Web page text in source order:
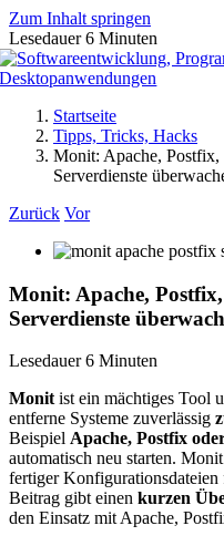
Zum Inhalt springen
Lesedauer 6 Minuten
Startseite
Tipps, Tricks, Hacks
Monit: Apache, Postfix,
Serverdienste
Zurück Vor
Monit: Apache,
Serverdienste
Lesedauer 6 Minuten
Monitist ein mächtiges Tool
entferne Systeme zuverlässig
Beispiel Apache, Postfix
automatisch neu starten.
fertiger
Beitrag gibt einen kurzen
den Einsatz mit Apache,